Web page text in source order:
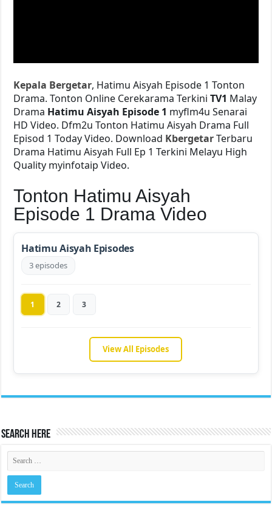
Kepala Bergetar, Hatimu Aisyah Episode 1 Tonton
Drama. Tonton Online Cerekarama TerkiniTV1 Malay
Drama Hatimu Aisyah Episode 1 myflm4u Senarai
HD Video. Dfm2u Tonton Hatimu Aisyah Drama Full
Episod 1 Today Video. Download KbergetarTerbaru
Drama Hatimu Aisyah Full Ep 1 Terkini Melayu High
Quality myinfotaip Video.
Tonton Hatimu Aisyah
Episode 1 Drama Video
Hatimu Aisyah Episodes
3 episodes
1 2 3
View All Episodes
Search Here